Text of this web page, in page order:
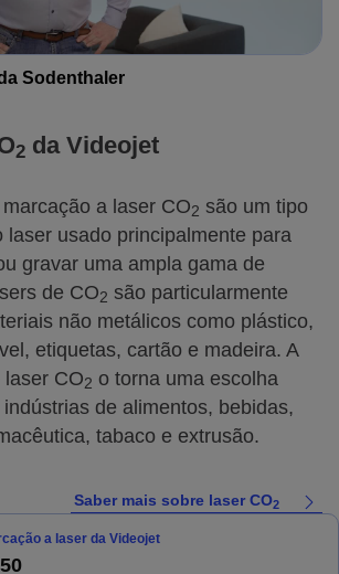
Sodenthaler
2 da Videojet
a laser CO2 são um tipo
laser usado principalmente para
gravar uma ampla gama de
de CO2 são particularmente
não metálicos como plástico,
etiquetas, cartão e madeira. A
CO2 o torna uma escolha
de alimentos, bebidas,
tabaco e extrusão.
Saber mais sobre laser CO2
a laser da Videojet